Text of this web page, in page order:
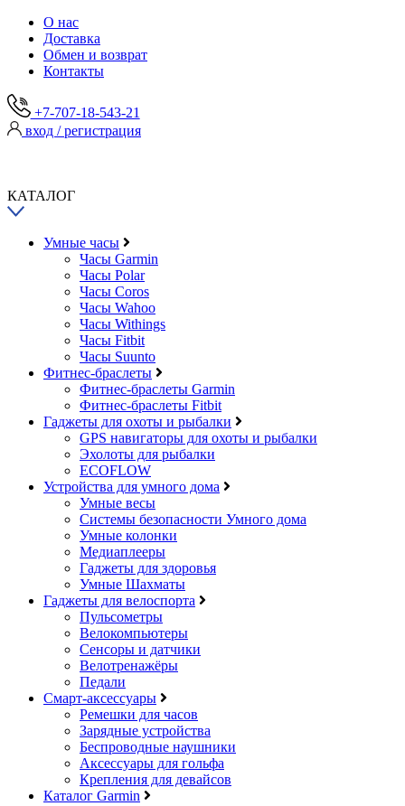
О нас
Доставка
Обмен и возврат
Контакты
+7-707-18-543-21
вход / регистрация
КАТАЛОГ
Умные часы
Часы Garmin
Часы Polar
Часы Coros
Часы Wahoo
Часы Withings
Часы Fitbit
Часы Suunto
Фитнес-браслеты
Фитнес-браслеты Garmin
Фитнес-браслеты Fitbit
Гаджеты для охоты и рыбалки
GPS навигаторы для охоты и рыбалки
Эхолоты для рыбалки
ECOFLOW
Устройства для умного дома
Умные весы
Системы безопасности Умного дома
Умные колонки
Медиаплееры
Гаджеты для здоровья
Умные Шахматы
Гаджеты для велоспорта
Пульсометры
Велокомпьютеры
Сенсоры и датчики
Велотренажёры
Педали
Смарт-аксессуары
Ремешки для часов
Зарядные устройства
Беспроводные наушники
Аксессуары для гольфа
Крепления для девайсов
Каталог Garmin